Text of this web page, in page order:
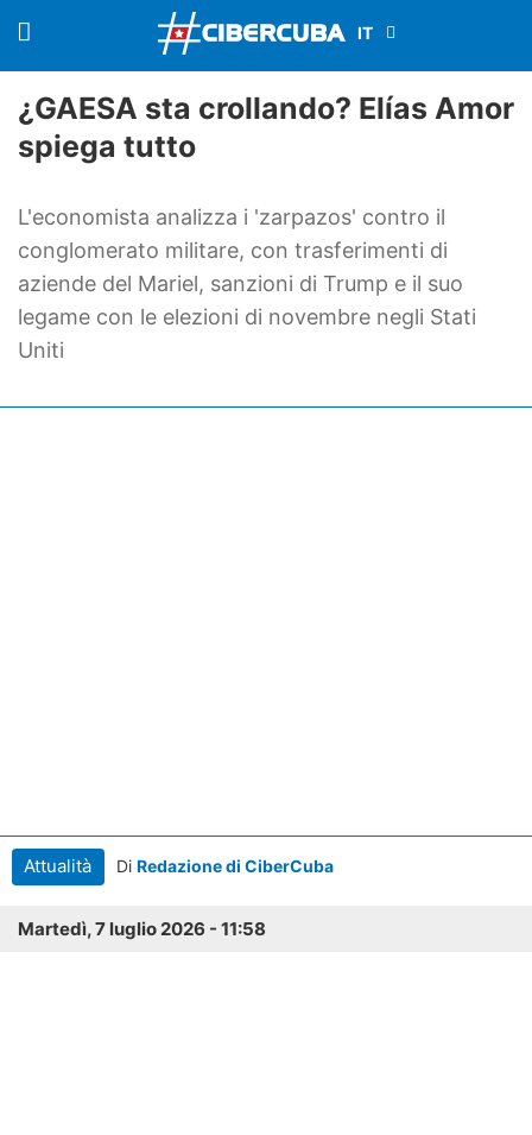
¿GAESA sta crollando? Elías Amor
spiega tutto
L'economista analizza i 'zarpazos' contro il
conglomerato militare, con trasferimenti di
aziende del Mariel, sanzioni di Trump e il suo
legame con le elezioni di novembre negli Stati
Uniti
Attualità Di Redazione di CiberCuba
Martedì, 7 luglio 2026 - 11:58